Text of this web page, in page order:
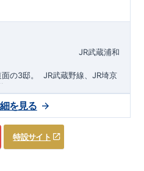
JR武蔵浦和
の3邸。
​JR武蔵野線、JR埼京
分
自転車で約5分
田」駅まで徒歩18分​
​◎性能評価とは
住宅性能評価】​
特設サイト
を見る